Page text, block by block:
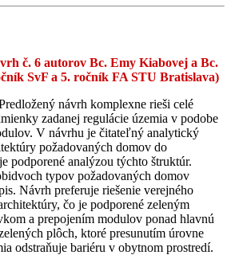
č. 6 autorov Bc. Emy Kiabovej a Bc.
SvF a 5. ročník FA STU Bratislava)
návrh komplexne rieši celé
zadanej regulácie územia v podobe
V návrhu je čitateľný analytický
požadovaných domov do
podporené analýzou týchto štruktúr.
typov požadovaných domov
Návrh preferuje riešenie verejného
čo je podporené zeleným
a prepojením modulov ponad hlavnú
plôch, ktoré presunutím úrovne
odstraňuje bariéru v obytnom prostredí.